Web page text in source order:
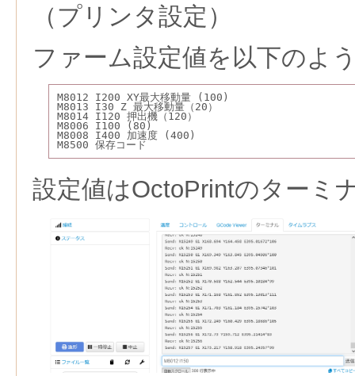
（プリンタ設定）
ファーム設定値を以下のよ
M8012 I200 XY最大移動量 (100)
M8013 I30 Z 最大移動量（20）
M8014 I120 押出機（120）
M8006 I100 (80)
M8008 I400 加速度 (400)
M8500 保存コード
設定値はOctoPrintのターミ